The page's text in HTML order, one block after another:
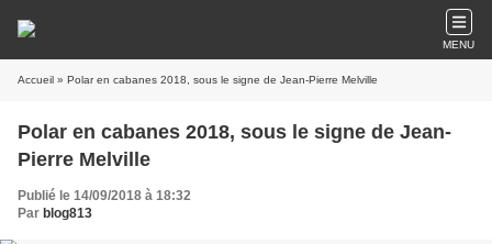
MENU
Accueil » Polar en cabanes 2018, sous le signe de Jean-Pierre Melville
Polar en cabanes 2018, sous le signe de Jean-
Pierre Melville
Publié le 14/09/2018 à 18:32
Par blog813